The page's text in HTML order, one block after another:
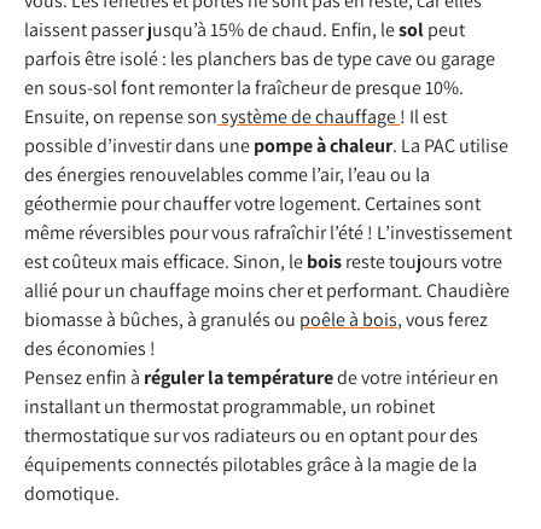
laissent passer jusqu’à 15% de chaud. Enfin, lesolpeut
parfois être isolé : les planchers bas de type cave ou garage
en sous-sol font remonter la fraîcheur de presque 10%.
Ensuite, on repense sonsystème de chauffage! Il est
possible d’investir dans unepompe à chaleur. La PAC utilise
des énergies renouvelables comme l’air, l’eau ou la
géothermie pour chauffer votre logement. Certaines sont
même réversibles pour vous rafraîchir l’été ! L’investissement
est coûteux mais efficace. Sinon, leboisreste toujours votre
allié pour un chauffage moins cher et performant. Chaudière
biomasse à bûches, à granulés ou poêle à bois, vous ferez
des économies !
Pensez enfin à réguler la températurede votre intérieur en
installant un thermostat programmable, un robinet
thermostatique sur vos radiateurs ou en optant pour des
équipements connectés pilotables grâce à la magie de la
domotique.